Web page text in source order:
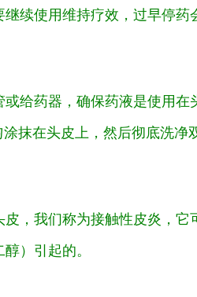
续使用维持疗效，过早停药
给药器，确保药液是使用在
抹在头皮上，然后彻底洗净
，我们称为接触性皮炎，它
）引起的。